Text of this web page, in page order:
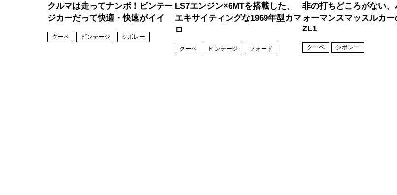
クルマは走ってナンボ！ビンテー
ジカーだって快適・快速がイイ
クーペ ビンテージ シボレー
LS7エンジン×6MTを搭載した、
エキサイティングな1969年型カマ
ロ
クーペ ビンテージ フォード
非の打ちどころがない、
ォーマンスマッスルカー
ZL1
クーペ シボレー